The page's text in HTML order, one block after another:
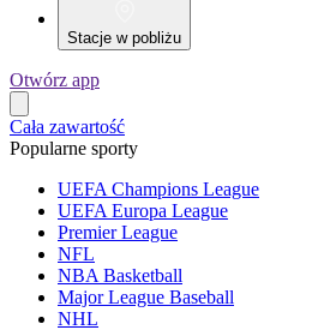
Stacje w pobliżu
Otwórz app
Cała zawartość
Popularne sporty
UEFA Champions League
UEFA Europa League
Premier League
NFL
NBA Basketball
Major League Baseball
NHL